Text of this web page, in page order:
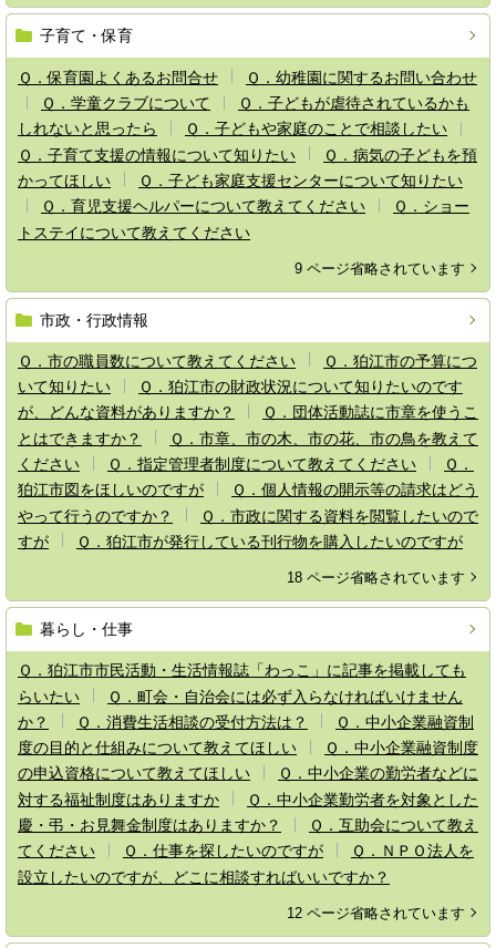
子育て・保育
Ｑ．保育園よくあるお問合せ
Ｑ．幼稚園に関するお問い合わせ
Ｑ．学童クラブについて
Ｑ．子どもが虐待されているかも
しれないと思ったら
Ｑ．子どもや家庭のことで相談したい
Ｑ．子育て支援の情報について知りたい
Ｑ．病気の子どもを預
かってほしい
Ｑ．子ども家庭支援センターについて知りたい
Ｑ．育児支援ヘルパーについて教えてください
Ｑ．ショー
トステイについて教えてください
9 ページ省略されています
市政・行政情報
Ｑ．市の職員数について教えてください
Ｑ．狛江市の予算につ
いて知りたい
Ｑ．狛江市の財政状況について知りたいのです
が、どんな資料がありますか？
Ｑ．団体活動誌に市章を使うこ
とはできますか？
Ｑ．市章、市の木、市の花、市の鳥を教えて
ください
Ｑ．指定管理者制度について教えてください
Ｑ．
狛江市図をほしいのですが
Ｑ．個人情報の開示等の請求はどう
やって行うのですか？
Ｑ．市政に関する資料を閲覧したいので
すが
Ｑ．狛江市が発行している刊行物を購入したいのですが
18 ページ省略されています
暮らし・仕事
Ｑ．狛江市市民活動・生活情報誌「わっこ」に記事を掲載しても
らいたい
Ｑ．町会・自治会には必ず入らなければいけません
か？
Ｑ．消費生活相談の受付方法は？
Ｑ．中小企業融資制
度の目的と仕組みについて教えてほしい
Ｑ．中小企業融資制度
の申込資格について教えてほしい
Ｑ．中小企業の勤労者などに
対する福祉制度はありますか
Ｑ．中小企業勤労者を対象とした
慶・弔・お見舞金制度はありますか？
Ｑ．互助会について教え
てください
Ｑ．仕事を探したいのですが
Ｑ．ＮＰＯ法人を
設立したいのですが、どこに相談すればいいですか？
12 ページ省略されています